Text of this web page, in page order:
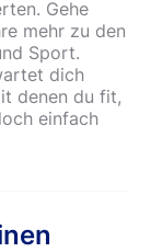
Gehe
mehr zu den
Sport.
dich
denen du fit,
einfach